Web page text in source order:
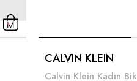
CALVIN KLEIN
Calvin Klein Kadın